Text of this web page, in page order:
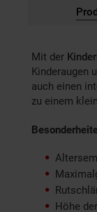
Mit der
Kinderaugen
auch einen
zu einem
Höhe